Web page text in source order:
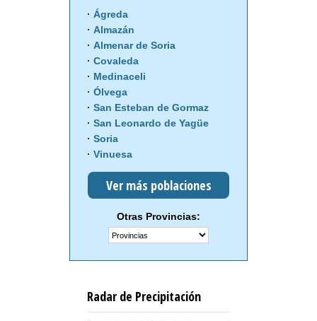
Ágreda
Almazán
Almenar de Soria
Covaleda
Medinaceli
Ólvega
San Esteban de Gormaz
San Leonardo de Yagüe
Soria
Vinuesa
Ver más poblaciones
Otras Provincias:
Radar de Precipitación